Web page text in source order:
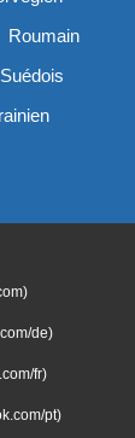
Roumain
Suédois
de)
fr)
pt)